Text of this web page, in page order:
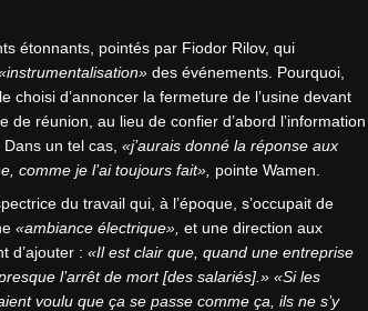
étonnants, pointés par Fiodor Rilov, qui
des événements. Pourquoi,
choisi d’annoncer la fermeture de l’usine devant
de réunion, au lieu de confier d’abord l’information
un tel cas, «j’aurais donné la réponse aux
comme je l’ai toujours fait», pointe Wamen.
du travail qui, à l’époque, s’occupait de
«ambiance électrique», et une direction aux
d’ajouter : «Il est clair que, quand une entreprise
l’arrêt de mort [des salariés].» «Si les
voulu que ça se passe comme ça, ils ne s’y